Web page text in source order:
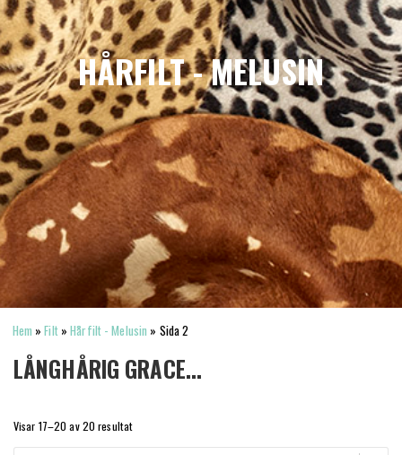
HÅRFILT - MELUSIN
Hem »Filt»Hårfilt - Melusin » Sida 2
LÅNGHÅRIG GRACE...
Visar 17–20 av 20 resultatSortera
efter